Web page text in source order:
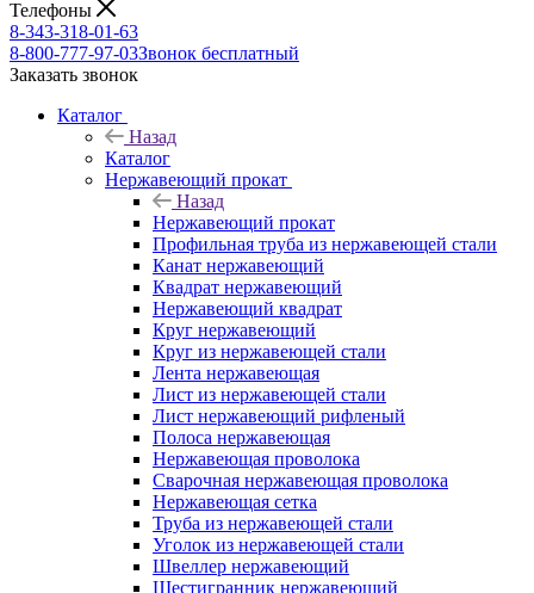
Телефоны
8-343-318-01-63
8-800-777-97-03Звонок бесплатный
Заказать звонок
Каталог
Назад
Каталог
Нержавеющий прокат
Назад
Нержавеющий прокат
Профильная труба из нержавеющей стали
Канат нержавеющий
Квадрат нержавеющий
Нержавеющий квадрат
Круг нержавеющий
Круг из нержавеющей стали
Лента нержавеющая
Лист из нержавеющей стали
Лист нержавеющий рифленый
Полоса нержавеющая
Нержавеющая проволока
Сварочная нержавеющая проволока
Нержавеющая сетка
Труба из нержавеющей стали
Уголок из нержавеющей стали
Швеллер нержавеющий
Шестигранник нержавеющий